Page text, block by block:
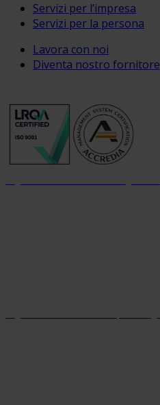
Servizi per l’impresa
Servizi per la persona
Lavora con noi
Diventa nostro fornitore